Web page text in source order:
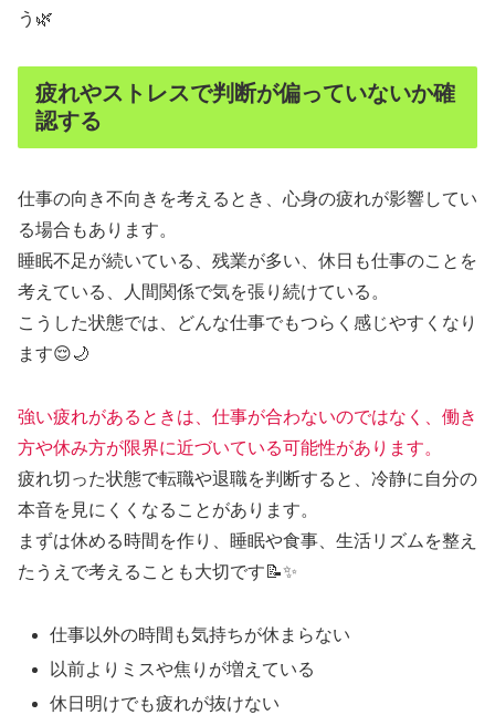
う🌿
疲れやストレスで判断が偏っていないか確
認する
仕事の向き不向きを考えるとき、心身の疲れが影響してい
る場合もあります。
睡眠不足が続いている、残業が多い、休日も仕事のことを
考えている、人間関係で気を張り続けている。
こうした状態では、どんな仕事でもつらく感じやすくなり
ます😌🌙
強い疲れがあるときは、仕事が合わないのではなく、働き
方や休み方が限界に近づいている可能性があります。
疲れ切った状態で転職や退職を判断すると、冷静に自分の
本音を見にくくなることがあります。
まずは休める時間を作り、睡眠や食事、生活リズムを整え
たうえで考えることも大切です📝✨
仕事以外の時間も気持ちが休まらない
以前よりミスや焦りが増えている
休日明けでも疲れが抜けない